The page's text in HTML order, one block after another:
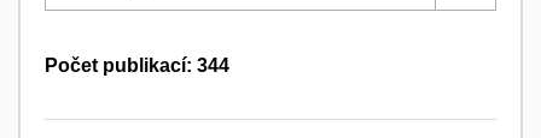
Počet publikací: 344